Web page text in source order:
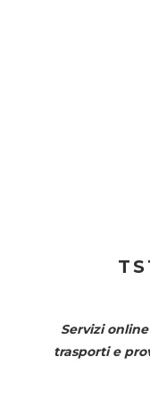
Servizi
trasporti e